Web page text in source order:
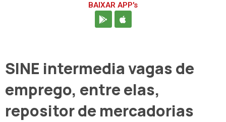
BAIXAR APP's
SINE intermedia vagas de
emprego, entre elas,
repositor de mercadorias